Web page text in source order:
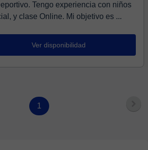
Tengo experiencia con niños
en clase presencial, y clase Online. Mi objetivo es ...
Ver disponibilidad
1